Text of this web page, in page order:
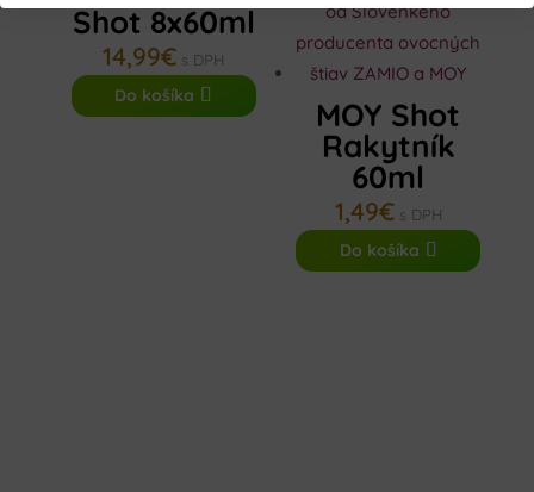
Shot 8x60ml
14,99€ s DPH
Do košíka MOY Shot
Rakytník
60ml
1,49€s DPH
Do košíka